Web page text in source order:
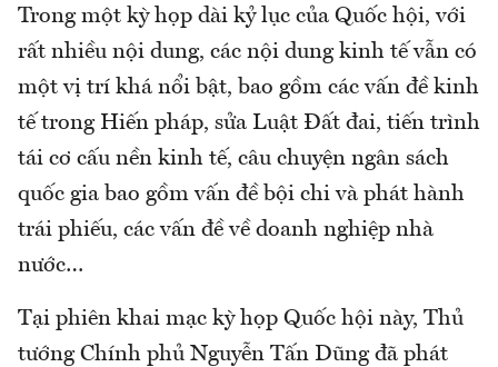
Trong một kỳ họp dài kỷ lục của Quốc hội, với
rất nhiều nội dung, các nội dung kinh tế vẫn có
một vị trí khá nổi bật, bao gồm các vấn đề kinh
tế trong Hiến pháp, sửa Luật Đất đai, tiến trình
tái cơ cấu nền kinh tế, câu chuyện ngân sách
quốc gia bao gồm vấn đề bội chi và phát hành
trái phiếu, các vấn đề về doanh nghiệp nhà
nước…
Tại phiên khai mạc kỳ họp Quốc hội này, Thủ
tướng Chính phủ Nguyễn Tấn Dũng đã phát